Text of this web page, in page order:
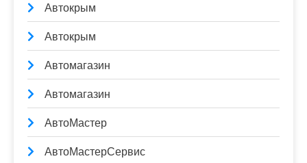
Автокрым
Автокрым
Автомагазин
Автомагазин
АвтоМастер
АвтоМастерСервис